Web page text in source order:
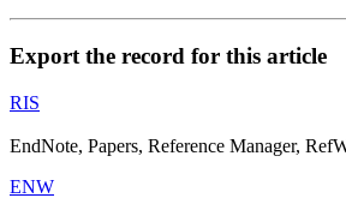
Export the record for this article
RIS
EndNote, Papers, Reference Manager,
ENW